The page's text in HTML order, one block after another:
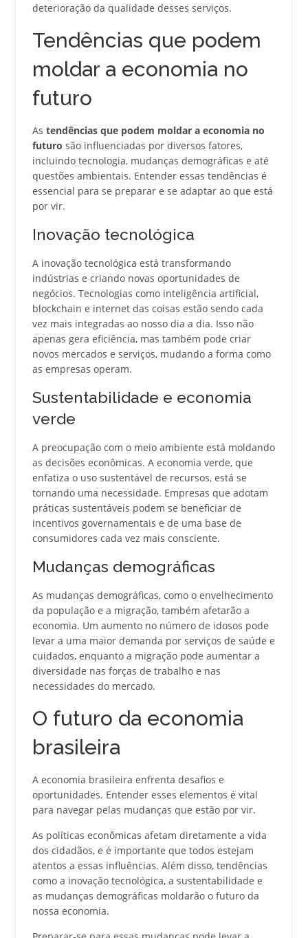
deterioração da qualidade desses serviços.
Tendências que podem
moldar a economia no
futuro
As tendências que podem moldar a economia no
futuro são influenciadas por diversos fatores,
incluindo tecnologia, mudanças demográficas e até
questões ambientais. Entender essas tendências é
essencial para se preparar e se adaptar ao que está
por vir.
Inovação tecnológica
A inovação tecnológica está transformando
indústrias e criando novas oportunidades de
negócios. Tecnologias como inteligência artificial,
blockchain e internet das coisas estão sendo cada
vez mais integradas ao nosso dia a dia. Isso não
apenas gera eficiência, mas também pode criar
novos mercados e serviços, mudando a forma como
as empresas operam.
Sustentabilidade e economia
verde
A preocupação com o meio ambiente está moldando
as decisões econômicas. A economia verde, que
enfatiza o uso sustentável de recursos, está se
tornando uma necessidade. Empresas que adotam
práticas sustentáveis podem se beneficiar de
incentivos governamentais e de uma base de
consumidores cada vez mais consciente.
Mudanças demográficas
As mudanças demográficas, como o envelhecimento
da população e a migração, também afetarão a
economia. Um aumento no número de idosos pode
levar a uma maior demanda por serviços de saúde e
cuidados, enquanto a migração pode aumentar a
diversidade nas forças de trabalho e nas
necessidades do mercado.
O futuro da economia
brasileira
A economia brasileira enfrenta desafios e
oportunidades. Entender esses elementos é vital
para navegar pelas mudanças que estão por vir.
As políticas econômicas afetam diretamente a vida
dos cidadãos, e é importante que todos estejam
atentos a essas influências. Além disso, tendências
como a inovação tecnológica, a sustentabilidade e
as mudanças demográficas moldarão o futuro da
nossa economia.